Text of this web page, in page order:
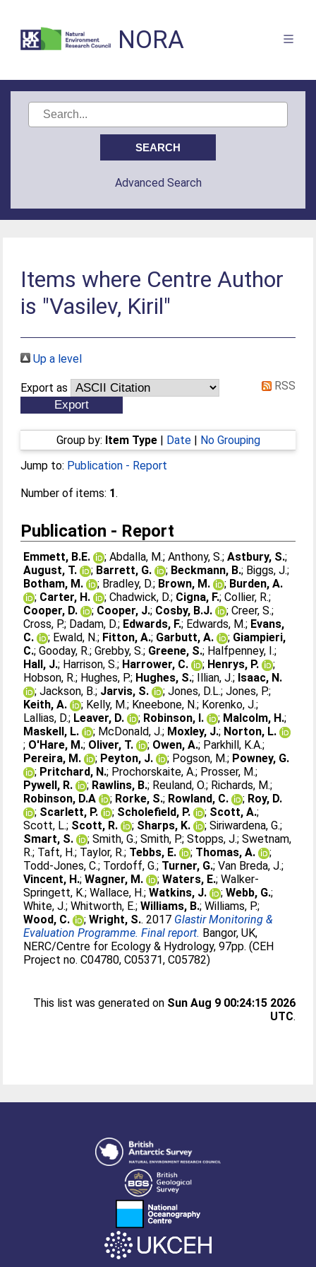
NORA
Advanced Search
Items where Centre Author
is "Vasilev, Kiril"
Up a level
Export as RSS
Group by: Item Type| Date| No Grouping
Jump to: Publication - Report
Number of items: 1.
Publication - Report
Emmett, B.E. ;Abdalla, M.;Anthony, S.;Astbury, S.;
August, T.
; Barrett, G. ; Beckmann, B.; Biggs, J.;
Botham, M.
; Bradley, D.; Brown, M. ; Burden, A.
; Carter, H. ;Chadwick, D.; Cigna, F.;Collier, R.;
Cooper, D.
; Cooper, J.; Cosby, B.J. ;Creer, S.;
Cross, P.; Dadam, D.; Edwards, F.; Edwards, M.; Evans,
C.
; Ewald, N.; Fitton, A.; Garbutt, A. ; Giampieri,
C.;Gooday, R.;Grebby, S.; Greene, S.; Halfpenney, I.;
Hall, J.; Harrison, S.; Harrower, C. ; Henrys, P.
;
Hobson, R.; Hughes, P.; Hughes, S.; Illian, J.; Isaac, N.
;Jackson, B.; Jarvis, S. ;Jones, D.L.;Jones, P.;
Keith, A.
; Kelly, M.; Kneebone, N.; Korenko, J.;
Lallias, D.; Leaver, D. ; Robinson, I. ; Malcolm, H.;
Maskell, L.
; McDonald, J.; Moxley, J.; Norton, L.
; O'Hare, M.; Oliver, T. ; Owen, A.; Parkhill, K.A.;
Pereira, M.
; Peyton, J. ; Pogson, M.; Powney, G.
; Pritchard, N.; Prochorskaite, A.; Prosser, M.;
Pywell, R.
; Rawlins, B.; Reuland, O.; Richards, M.;
Robinson, D.A
; Rorke, S.; Rowland, C. ; Roy, D.
; Scarlett, P. ; Scholefield, P. ; Scott, A.;
Scott, L.; Scott, R. ; Sharps, K. ;Siriwardena, G.;
Smart, S.
;Smith, G.;Smith, P.;Stopps, J.;Swetnam,
R.; Taft, H.; Taylor, R.; Tebbs, E. ; Thomas, A.
;
Todd-Jones, C.; Tordoff, G.; Turner, G.;Van Breda, J.;
Vincent, H.;Wagner, M. ;Waters, E.;Walker-
Springett, K.;Wallace, H.;Watkins, J. ;Webb, G.;
White, J.;Whitworth, E.;Williams, B.;Williams, P.;
Wood, C.
;Wright, S.. 2017 Glastir Monitoring &
Evaluation Programme. Final report. Bangor, UK,
NERC/Centre for Ecology & Hydrology, 97pp. (CEH
Project no. C04780, C05371, C05782)
This list was generated on Sun Aug 9 00:24:15 2026
UTC.